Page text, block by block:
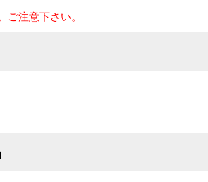
注意下さい。